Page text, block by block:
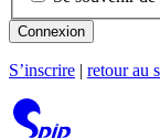
Connexion
S’inscrire retour au